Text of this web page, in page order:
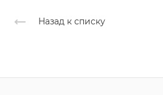
Назад к списку